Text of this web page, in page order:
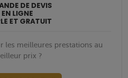
DE DEVIS
EN LIGNE
ET GRATUIT
les meilleures prestations au
prix ?